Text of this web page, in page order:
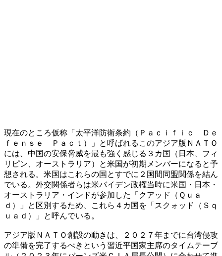
現在のところ仮称「太平洋防衛条約（Ｐａｃｉｆｉｃ Ｄｅ
ｆｅｎｓｅ Ｐａｃｔ）」と呼ばれるこのアジア版ＮＡＴＯ
には、中国の安保脅威を最も強く感じる３カ国（日本、フィ
リピン、オーストラリア）と米国が初期メンバーになると予
想される。米国はこれらの国とすでに２国間同盟関係を結ん
でいる。外交関係者らは米バイデン政権当時に米国・日本・
オーストラリア・インドが参加した「クアッド（Ｑｕａ
ｄ）」と区別するため、これら４カ国を「スクォッド（Ｓｑ
ｕａｄ）」と呼んでいる。
アジア版ＮＡＴＯ創設の動きは、２０２７年までに台湾侵攻
の準備を完了するべきという習近平国家主席のタイムテーブ